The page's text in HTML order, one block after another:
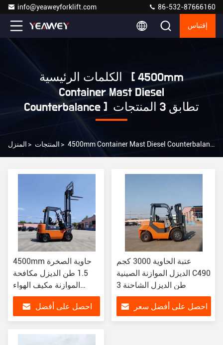
info@yeaweyforklift.com 86-532-87666160
إقتباس
الكلمات الرئيسية [ 4500mm
Container Mast Diesel
Counterbalance ] تطابق 3 المنتجات
المنزل > المنتجات > 4500mm Container Mast Diesel Counterbalance الشركة المصنعة عبر الإنترنت
4500mm حاوية الصخرة
1.5 طن الديزل مكافحة
الموازنة مكيف الهواء
المقصورة
احصل على أفضل
عتبة الحاوية 3000 كجم
الديزل الموازنة الصينية C490
3 طن الديزل الشاحنة
احصل على أفضل سعر